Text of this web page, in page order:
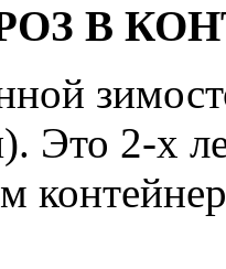
В
Это 2-х